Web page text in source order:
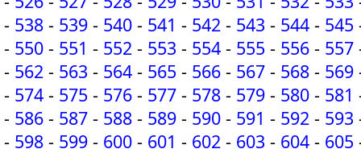
- 538 - 539 - 540 - 541 - 542 - 543 - 544 - 545
- 550 - 551 - 552 - 553 - 554 - 555 - 556 - 557
- 562 - 563 - 564 - 565 - 566 - 567 - 568 - 569
- 574 - 575 - 576 - 577 - 578 - 579 - 580 - 581
- 586 - 587 - 588 - 589 - 590 - 591 - 592 - 593
- 598 - 599 - 600 - 601 - 602 - 603 - 604 - 605